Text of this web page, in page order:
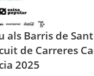
als Barris de
de Carreres
2025